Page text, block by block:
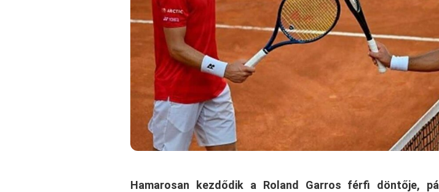
Hamarosan kezdődik a Roland Garros férfi döntője,